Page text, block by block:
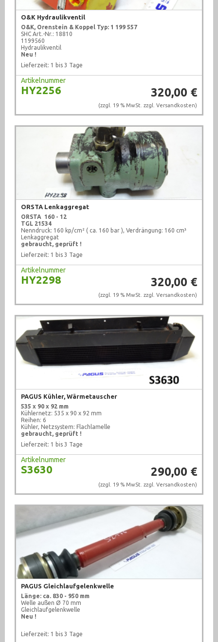
Messtechnik (1007)
Metallbearbeitungsmaschinen (322)
Pneumatik (1764)
Recycling (1)
sonstige Maschinen (71)
Sonstiges (2376)
Textilbearbeitung (10)
Ventile (708)
Werkstattausrüstung (924)
Werkzeug (679)
O&K Hydraulikventil
O&K, Orenstein & Koppel Typ: 1 199 557
SHC Art.-Nr.: 18810
1199560
Hydraulikventil
Neu !
Lieferzeit: 1 bis 3 Tage
Artikelnummer
HY2256 320,00 €
(zzgl. 19 % MwSt. zzgl. Versandkosten)
ORSTA Lenkaggregat
ORSTA 160 - 12
TGL 21534
Nenndruck: 160 kp/cm² ( ca. 160 bar ), Verdrängung: 160 cm³
Lenkaggregat
gebraucht, geprüft !
Lieferzeit: 1 bis 3 Tage
Artikelnummer
HY2298 320,00 €
(zzgl. 19 % MwSt. zzgl. Versandkosten)
PAGUS Kühler, Wärmetauscher
535 x 90 x 92 mm
Kühlernetz: 535 x 90 x 92 mm
Reihen: 6
Kühler, Netzsystem: Flachlamelle
gebraucht, geprüft !
Lieferzeit: 1 bis 3 Tage
Artikelnummer
S3630 290,00 €
(zzgl. 19 % MwSt. zzgl. Versandkosten)
PAGUS Gleichlaufgelenkwelle
Länge: ca. 830 - 950 mm
Welle außen Ø 70 mm
Gleichlaufgelenkwelle
Neu !
Lieferzeit: 1 bis 3 Tage